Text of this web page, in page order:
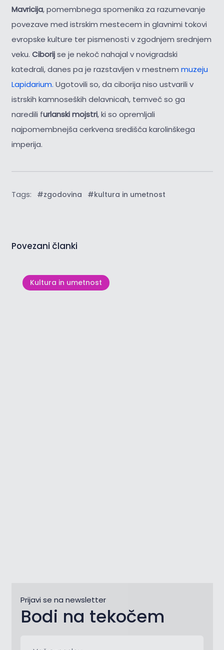
Mavricija, pomembnega spomenika za razumevanje
povezave med istrskim mestecem in glavnimi tokovi
evropske kulture ter pismenosti v zgodnjem srednjem
veku. Ciborijse je nekoč nahajal v novigradski
katedrali, danes pa je razstavljen v mestnem muzeju
Lapidarium. Ugotovili so, da ciborija niso ustvarili v
istrskih kamnoseških delavnicah, temveč so ga
naredili furlanski mojstri, ki so opremljali
najpomembnejša cerkvena središča karolinškega
imperija.
Tags: #zgodovina #kultura in umetnost
Povezani članki
Kultura in umetnost
Prijavi se na newsletter
Bodi na tekočem